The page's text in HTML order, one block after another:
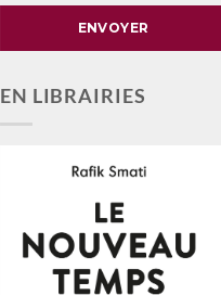
EN LIBRAIRIES